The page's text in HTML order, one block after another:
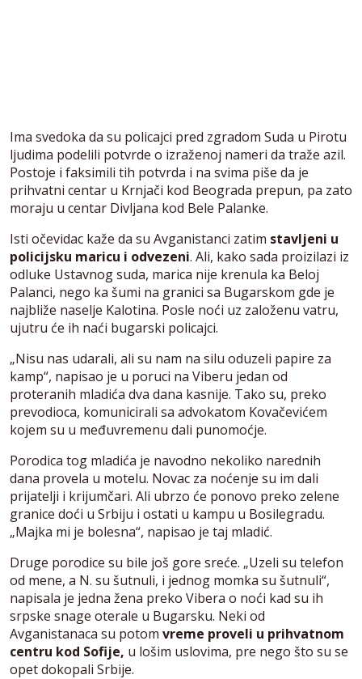
Ima svedoka da su policajci pred zgradom Suda u Pirotu
ljudima podelili potvrde o izraženoj nameri da traže azil.
Postoje i faksimili tih potvrda i na svima piše da je
prihvatni centar u Krnjači kod Beograda prepun, pa zato
moraju u centar Divljana kod Bele Palanke.
Isti očevidac kaže da su Avganistanci zatim stavljeni u
policijsku maricu i odvezeni. Ali, kako sada proizilazi iz
odluke Ustavnog suda, marica nije krenula ka Beloj
Palanci, nego ka šumi na granici sa Bugarskom gde je
najbliže naselje Kalotina. Posle noći uz založenu vatru,
ujutru će ih naći bugarski policajci.
„Nisu nas udarali, ali su nam na silu oduzeli papire za
kamp“, napisao je u poruci na Viberu jedan od
proteranih mladića dva dana kasnije. Tako su, preko
prevodioca, komunicirali sa advokatom Kovačevićem
kojem su u međuvremenu dali punomoćje.
Porodica tog mladića je navodno nekoliko narednih
dana provela u motelu. Novac za noćenje su im dali
prijatelji i krijumčari. Ali ubrzo će ponovo preko zelene
granice doći u Srbiju i ostati u kampu u Bosilegradu.
„Majka mi je bolesna“, napisao je taj mladić.
Druge porodice su bile još gore sreće. „Uzeli su telefon
od mene, a N. su šutnuli, i jednog momka su šutnuli“,
napisala je jedna žena preko Vibera o noći kad su ih
srpske snage oterale u Bugarsku. Neki od
Avganistanaca su potom vreme proveli u prihvatnom
centru kod Sofije, u lošim uslovima, pre nego što su se
opet dokopali Srbije.